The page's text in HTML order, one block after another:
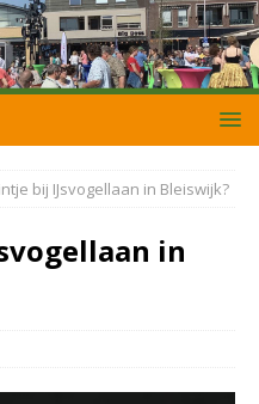
bij IJsvogellaan in Bleiswijk?
in